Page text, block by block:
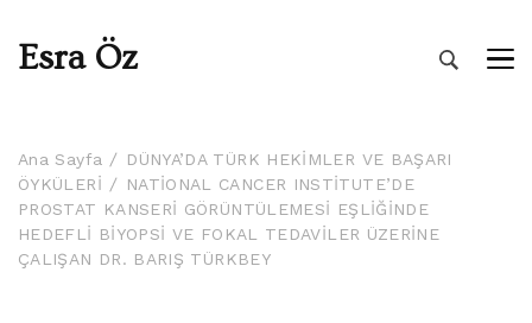
Esra Öz
Ana Sayfa
DÜNYA’DA TÜRK HEKİMLER VE BAŞARI
ÖYKÜLERİ
NATİONAL CANCER INSTİTUTE’DE
PROSTAT KANSERİ GÖRÜNTÜLEMESİ EŞLİĞİNDE
HEDEFLİ BİYOPSİ VE FOKAL TEDAVİLER ÜZERİNE
ÇALIŞAN DR. BARIŞ TÜRKBEY